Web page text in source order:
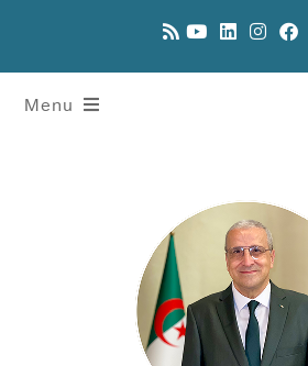
Menu